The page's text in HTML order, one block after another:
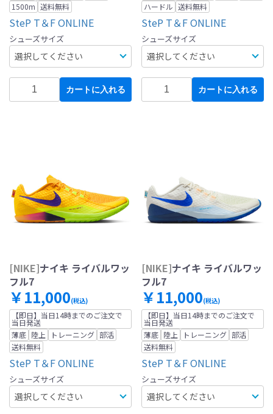
1500m 送料無料
SteP T＆F ONLINE
シューズサイズ
カートに入れる
ハードル 送料無料
SteP T＆F ONLINE
シューズサイズ
カートに入れる
[NIKE]ナイキ ライバルワッ
フル7
￥11,000(税込)
【即日】当日14時までのご注文で
当日発送
薄底 陸上 トレーニング 部活
送料無料
SteP T＆F ONLINE
シューズサイズ
[NIKE]ナイキ ライバルワッ
フル7
￥11,000(税込)
【即日】当日14時までのご注文で
当日発送
薄底 陸上 トレーニング 部活
送料無料
SteP T＆F ONLINE
シューズサイズ